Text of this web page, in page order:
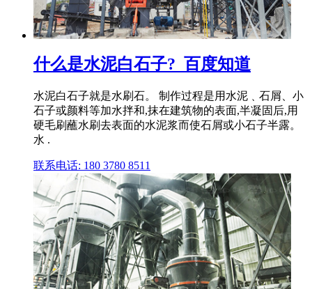
什么是水泥白石子?_百度知道
水泥白石子就是水刷石。 制作过程是用水泥﹑石屑、小
石子或颜料等加水拌和,抹在建筑物的表面,半凝固后,用
硬毛刷蘸水刷去表面的水泥浆而使石屑或小石子半露。
水 .
联系电话: 180 3780 8511